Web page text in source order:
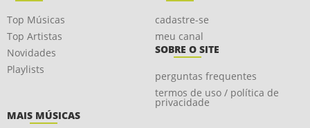
Top Músicas
Top Artistas
Novidades
Playlists
cadastre-se
meu canal
SOBRE O SITE
perguntas frequentes
termos de uso / política de
privacidade
MAIS MÚSICAS